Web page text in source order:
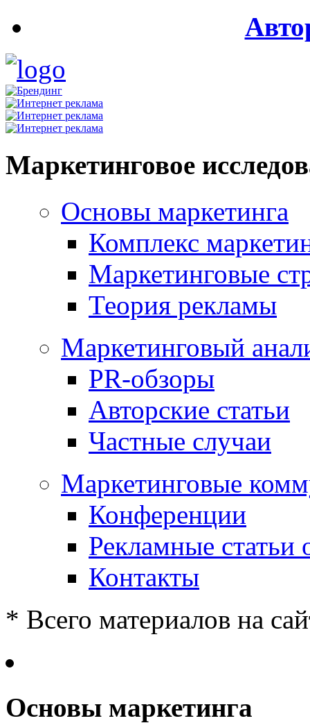
Маркетинговое
Основы маркетинга
Комплекс
Маркетинговые
Теория рекламы
Маркетинговый
PR-обзоры
Авторские статьи
Частные случаи
Маркетинговые
Конференции
Рекламные статьи
Контакты
* Всего материалов на
Основы маркетинга